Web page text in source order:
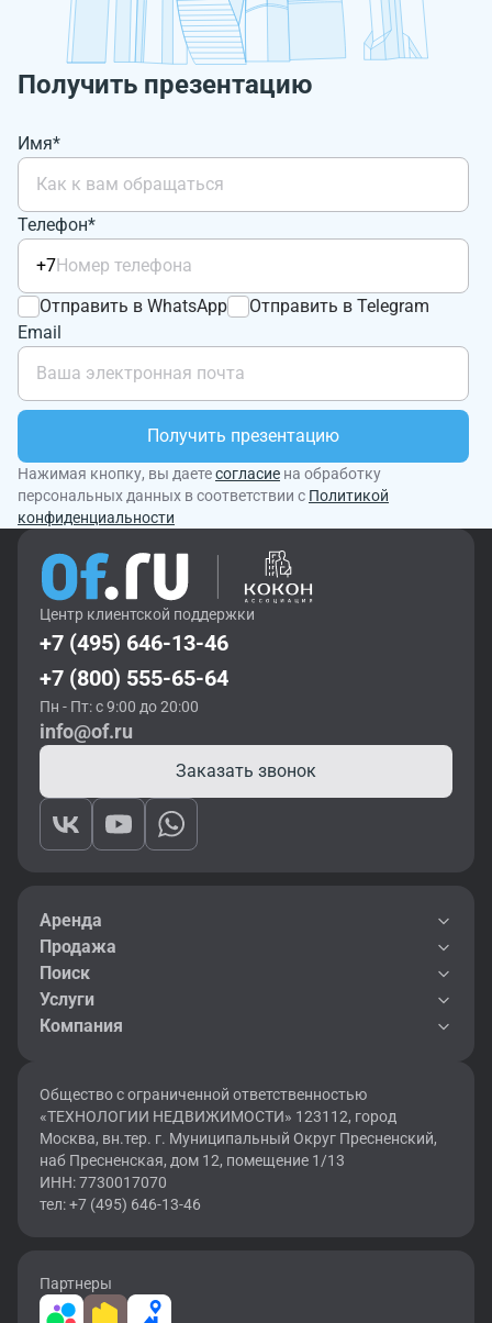
Получить презентацию
Имя*
Телефон*
+7
Отправить в WhatsApp
Отправить в Telegram
Email
Получить презентацию
Нажимая кнопку, вы даетесогласие на обработку
персональных данных в соответствии с Политикой
конфиденциальности
Центр клиентской поддержки
+7 (495) 646-13-46
+7 (800) 555-65-64
Пн - Пт: с 9:00 до 20:00
info@of.ru
Заказать звонок
Аренда
Продажа
Поиск
Услуги
Компания
Общество с ограниченной ответственностью
«ТЕХНОЛОГИИ НЕДВИЖИМОСТИ» 123112, город
Москва, вн.тер. г. Муниципальный Округ Пресненский,
наб Пресненская, дом 12, помещение 1/13
ИНН: 7730017070
тел: +7 (495) 646-13-46
Партнеры